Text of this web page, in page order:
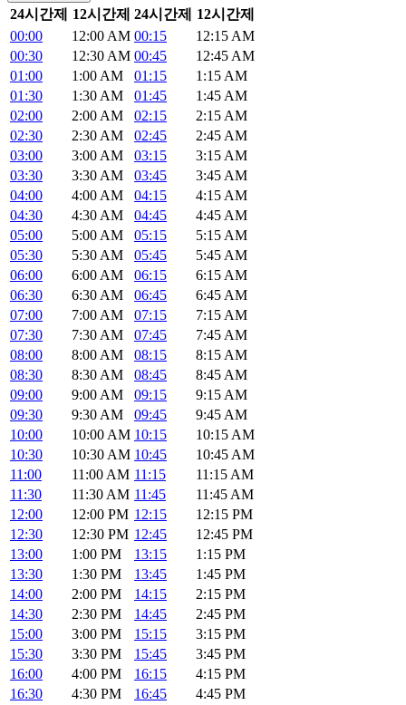
24시간제 12시간제 24시간제
12시간제
00:00
12:00 AM 00:15
12:15 AM
00:30
12:30 AM 00:45
12:45 AM
01:00
1:00 AM 01:15
1:15 AM
01:30
1:30 AM 01:45
1:45 AM
02:00
2:00 AM 02:15
2:15 AM
02:30
2:30 AM 02:45
2:45 AM
03:00
3:00 AM 03:15
3:15 AM
03:30
3:30 AM 03:45
3:45 AM
04:00
4:00 AM 04:15
4:15 AM
04:30
4:30 AM 04:45
4:45 AM
05:00
5:00 AM 05:15
5:15 AM
05:30
5:30 AM 05:45
5:45 AM
06:00
6:00 AM 06:15
6:15 AM
06:30
6:30 AM 06:45
6:45 AM
07:00
7:00 AM 07:15
7:15 AM
07:30
7:30 AM 07:45
7:45 AM
08:00
8:00 AM 08:15
8:15 AM
08:30
8:30 AM 08:45
8:45 AM
09:00
9:00 AM 09:15
9:15 AM
09:30
9:30 AM 09:45
9:45 AM
10:00
10:00 AM 10:15
10:15 AM
10:30
10:30 AM 10:45
10:45 AM
11:00
11:00 AM 11:15
11:15 AM
11:30
11:30 AM 11:45
11:45 AM
12:00
12:00 PM 12:15
12:15 PM
12:30
12:30 PM 12:45
12:45 PM
13:00
1:00 PM 13:15
1:15 PM
13:30
1:30 PM 13:45
1:45 PM
14:00
2:00 PM 14:15
2:15 PM
14:30
2:30 PM 14:45
2:45 PM
15:00
3:00 PM 15:15
3:15 PM
15:30
3:30 PM 15:45
3:45 PM
16:00
4:00 PM 16:15
4:15 PM
16:30
4:30 PM 16:45
4:45 PM